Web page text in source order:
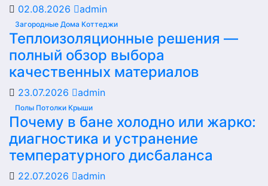
02.08.2026 admin
Загородные Дома Коттеджи
Теплоизоляционные решения —
полный обзор выбора
качественных материалов
23.07.2026 admin
Полы Потолки Крыши
Почему в бане холодно или жарко:
диагностика и устранение
температурного дисбаланса
22.07.2026 admin